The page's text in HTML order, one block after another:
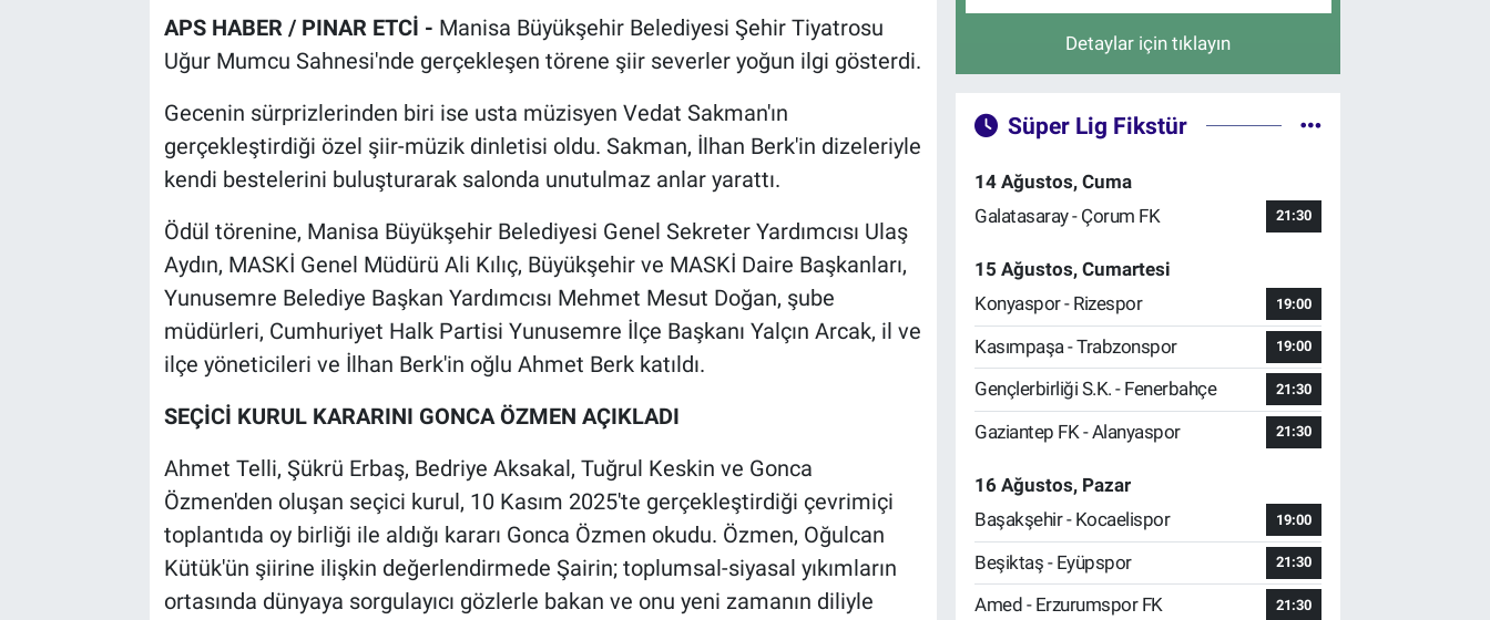
APS HABER / PINAR ETCİ - Manisa Büyükşehir Belediyesi Şehir Tiyatrosu
Uğur Mumcu Sahnesi'nde gerçekleşen törene şiir severler yoğun ilgi gösterdi.
Gecenin sürprizlerinden biri ise usta müzisyen Vedat Sakman'ın
gerçekleştirdiği özel şiir-müzik dinletisi oldu. Sakman, İlhan Berk'in dizeleriyle
kendi bestelerini buluşturarak salonda unutulmaz anlar yarattı.
Ödül törenine, Manisa Büyükşehir Belediyesi Genel Sekreter Yardımcısı Ulaş
Aydın, MASKİ Genel Müdürü Ali Kılıç, Büyükşehir ve MASKİ Daire Başkanları,
Yunusemre Belediye Başkan Yardımcısı Mehmet Mesut Doğan, şube
müdürleri, Cumhuriyet Halk Partisi Yunusemre İlçe Başkanı Yalçın Arcak, il ve
ilçe yöneticileri ve İlhan Berk'in oğlu Ahmet Berk katıldı.
SEÇİCİ KURUL KARARINI GONCA ÖZMEN AÇIKLADI
Ahmet Telli, Şükrü Erbaş, Bedriye Aksakal, Tuğrul Keskin ve Gonca
Özmen'den oluşan seçici kurul, 10 Kasım 2025'te gerçekleştirdiği çevrimiçi
toplantıda oy birliği ile aldığı kararı Gonca Özmen okudu. Özmen, Oğulcan
Kütük'ün şiirine ilişkin değerlendirmede Şairin; toplumsal-siyasal yıkımların
ortasında dünyaya sorgulayıcı gözlerle bakan ve onu yeni zamanın diliyle
Detaylar için tıklayın
Süper Lig Fikstür
14 Ağustos, Cuma
Galatasaray - Çorum FK
21:30
15 Ağustos, Cumartesi
Konyaspor - Rizespor
19:00
Kasımpaşa - Trabzonspor 19:00
Gençlerbirliği S.K. - Fenerbahçe 21:30
Gaziantep FK - Alanyaspor 21:30
16 Ağustos, Pazar
Başakşehir - Kocaelispor
19:00
Beşiktaş - Eyüpspor 21:30
Amed - Erzurumspor FK 21:30